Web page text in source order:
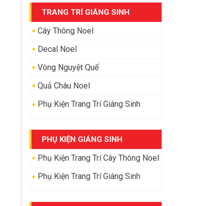
TRANG TRÍ GIÁNG SINH
Cây Thông Noel
Decal Noel
Vòng Nguyệt Quế
Quả Châu Noel
Phụ Kiện Trang Trí Giáng Sinh
PHỤ KIỆN GIÁNG SINH
Phụ Kiện Trang Trí Cây Thông Noel
Phụ Kiện Trang Trí Giáng Sinh